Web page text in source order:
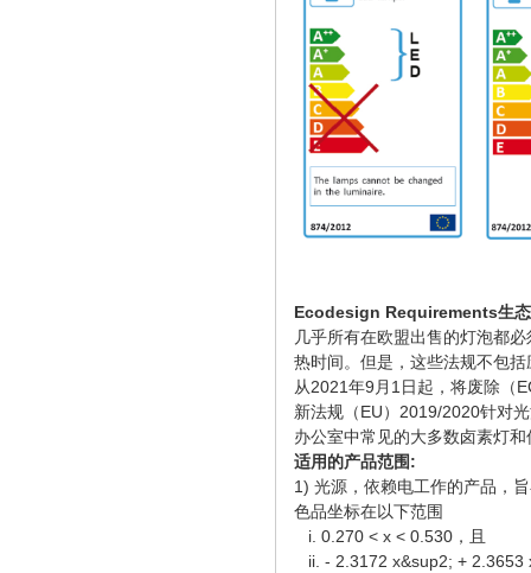
Ecodesign Requirements生
几乎所有在欧盟出售的灯泡都
热时间。但是，这些法规不包
从2021年9月1日起，将废除（
新法规（EU）2019/2020针对
办公室中常见的大多数卤素灯
适用的产品范围:
1) 光源，依赖电工作的产品，
色品坐标在以下范围
i. 0.270 < x < 0.530，且
ii. - 2.3172 x&sup2; + 2.3653